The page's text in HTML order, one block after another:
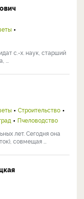
с.-х. наук, старший
Строительство
Пчеловодство
лет. Сегодня она
совмещая ...